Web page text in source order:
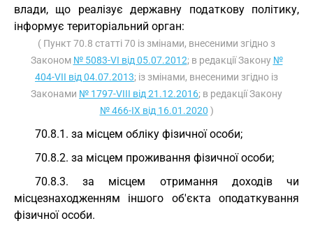
влади, що реалізує державну податкову політику,
інформує територіальний орган:
( Пункт 70.8 статті 70 із змінами, внесеними згідно з
Законом № 5083-VI від 05.07.2012; в редакції Закону №
404-VII від 04.07.2013; із змінами, внесеними згідно із
Законами № 1797-VIII від 21.12.2016; в редакції Закону
№ 466-IX від 16.01.2020 )
70.8.1. за місцем обліку фізичної особи;
70.8.2. за місцем проживання фізичної особи;
70.8.3. за місцем отримання доходів чи
місцезнаходженням іншого об'єкта оподаткування
фізичної особи.